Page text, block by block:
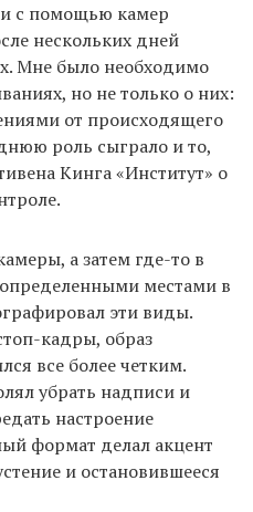
с помощью камер
нескольких дней
Мне было необходимо
но не только о них:
от происходящего
роль сыграло и то,
Кинга «Институт» о
а затем где-то в
местами в
эти виды.
кадры, образ
все более четким.
убрать надписи и
настроение
формат делал акцент
и остановившееся